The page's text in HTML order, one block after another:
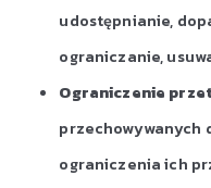
udostępnianie,
ograniczanie,
Ograniczenie
przechowywanych
ograniczenia ich